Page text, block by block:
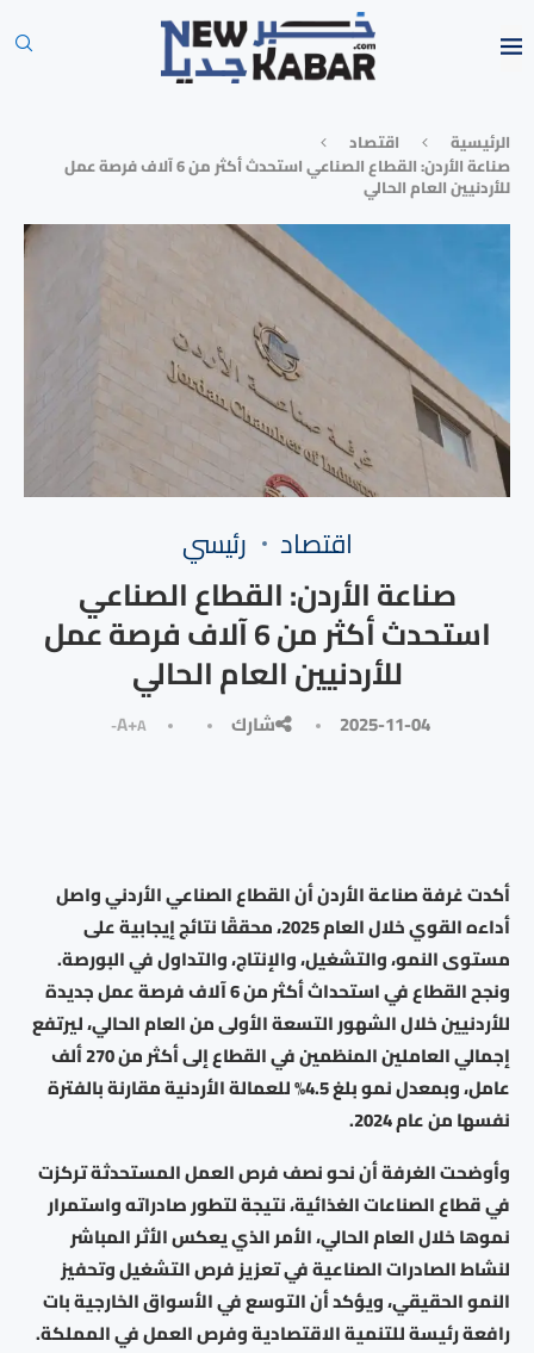
الرئيسية
⁠اقتصاد
صناعة الأردن: القطاع الصناعي استحدث أكثر من 6 آلاف فرصة عمل
للأردنيين العام الحالي
⁠اقتصاد رئيسي
صناعة الأردن: القطاع الصناعي
استحدث أكثر من 6 آلاف فرصة عمل
للأردنيين العام الحالي
2025-11-04 شارك A+A-
أكدت غرفة صناعة الأردن أن القطاع الصناعي الأردني واصل
أداءه القوي خلال العام 2025، محققًا نتائج إيجابية على
مستوى النمو، والتشغيل، والإنتاج، والتداول في البورصة.
ونجح القطاع في استحداث أكثر من 6 آلاف فرصة عمل جديدة
للأردنيين خلال الشهور التسعة الأولى من العام الحالي، ليرتفع
إجمالي العاملين المنظمين في القطاع إلى أكثر من 270 ألف
عامل، وبمعدل نمو بلغ 4.5% للعمالة الأردنية مقارنة بالفترة
نفسها من عام 2024.
وأوضحت الغرفة أن نحو نصف فرص العمل المستحدثة تركزت
في قطاع الصناعات الغذائية، نتيجة لتطور صادراته واستمرار
نموها خلال العام الحالي، الأمر الذي يعكس الأثر المباشر
لنشاط الصادرات الصناعية في تعزيز فرص التشغيل وتحفيز
النمو الحقيقي، ويؤكد أن التوسع في الأسواق الخارجية بات
رافعة رئيسة للتنمية الاقتصادية وفرص العمل في المملكة.